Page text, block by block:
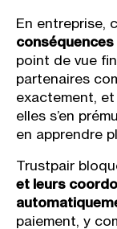
En entreprise,
point de vue
partenaires
exactement,
elles s’en
en apprendre
Trustpair
et leurs
paiement, y